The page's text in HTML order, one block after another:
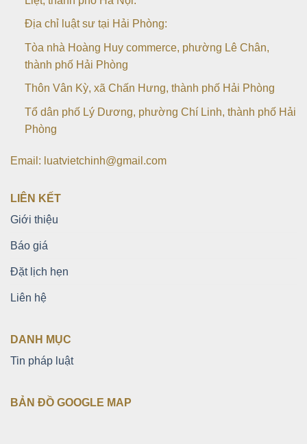
Địa chỉ luật sư tại Hải Phòng:
Tòa nhà Hoàng Huy commerce, phường Lê Chân,
thành phố Hải Phòng
Thôn Vân Kỳ, xã Chấn Hưng, thành phố Hải Phòng
Tổ dân phố Lý Dương, phường Chí Linh, thành phố Hải
Phòng
Email: luatvietchinh@gmail.com
LIÊN KẾT
Giới thiệu
Báo giá
Đặt lịch hẹn
Liên hệ
DANH MỤC
Tin pháp luật
BẢN ĐỒ GOOGLE MAP